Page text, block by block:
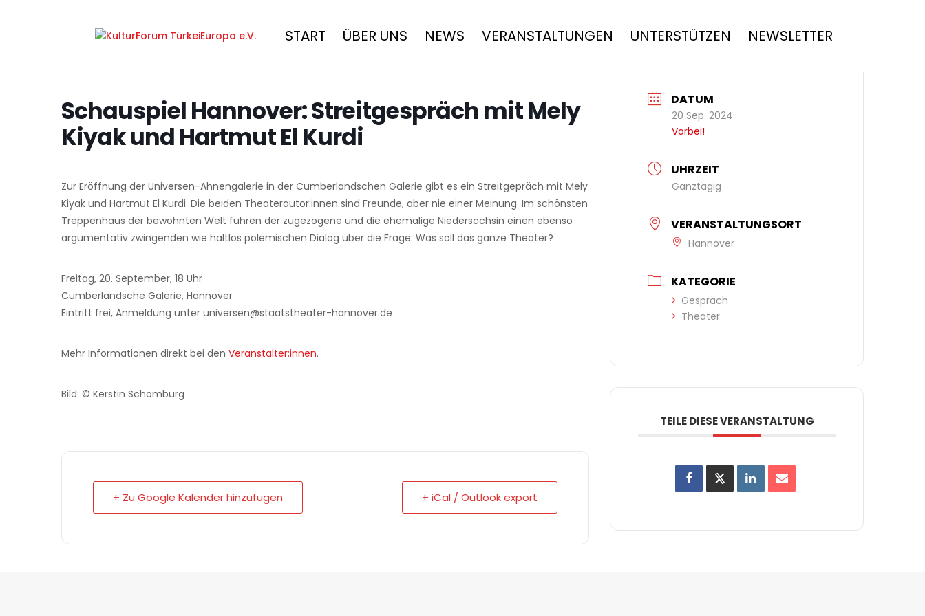
START ÜBER UNS NEWS VERANSTALTUNGEN UNTERSTÜTZEN NEWSLETTER
Schauspiel Hannover: Streitgespräch mit Mely
Kiyak und Hartmut El Kurdi
Zur Eröffnung der Universen-Ahnengalerie in der Cumberlandschen Galerie gibt es ein Streitgepräch mit Mely
Kiyak und Hartmut El Kurdi. Die beiden Theaterautor:innen sind Freunde, aber nie einer Meinung. Im schönsten
Treppenhaus der bewohnten Welt führen der zugezogene und die ehemalige Niedersächsin einen ebenso
argumentativ zwingenden wie haltlos polemischen Dialog über die Frage: Was soll das ganze Theater?
Freitag, 20. September, 18 Uhr
Cumberlandsche Galerie, Hannover
Eintritt frei, Anmeldung unter universen@staatstheater-hannover.de
Mehr Informationen direkt bei den Veranstalter:innen.
Bild: © Kerstin Schomburg
+ Zu Google Kalender hinzufügen + iCal / Outlook export
DATUM
20 Sep. 2024
Vorbei!
UHRZEIT
Ganztägig
VERANSTALTUNGSORT
Hannover
KATEGORIE
Gespräch
Theater
TEILE DIESE VERANSTALTUNG